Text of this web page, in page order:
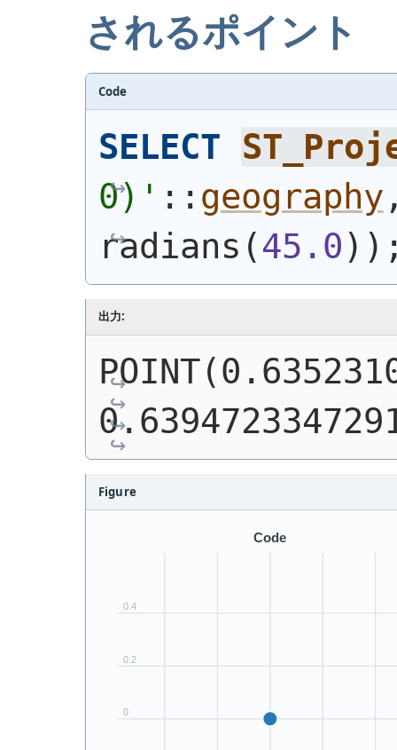
されるポイント
Code
SELECT
0) ' :: geography
radians (45.0) )
出力:
Figure